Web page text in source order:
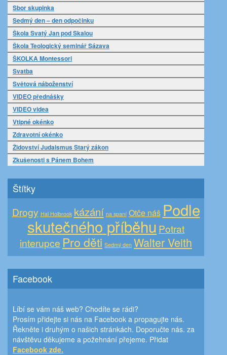
Sbor skupinka
Sedmý den – den odpočinku
Škola Svatý Jan pod Skalou
Škola Teologický seminář Sázava
ŠKOLKA Montessori
Svatba
Světová náboženství
VIDEO přednášky
VIDEO videa
Vtipné okénko
Zdravotní okénko
Židovství Judaismus Starý zákon
Zkušenosti s Pánem Bohem
Štítky
Drogy Hal Holbrook kázání na spaní Otče náš Podle
skutečného příběhu Potrat
interupce Pro děti Sedmý den Walter Veith
Facebook
Líbí se vám náš web? Chodíte se rádi?
Prosím přidejte si nás na Facebook a propagujte nás.
Řekněte i druhým o našich stránkách. Doporučte nás. za
návštěvu děkujeme a požehnání přejeme. Přidat
Facebook zde.